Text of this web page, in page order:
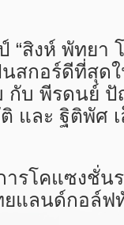
สิงห์ พัทยา โ
นสกอร์ดีที่สุด
กับ พีรดนย์
และ ฐิติพัศ
ารโคแซงชั่น
ยแลนด์กอล์ฟ